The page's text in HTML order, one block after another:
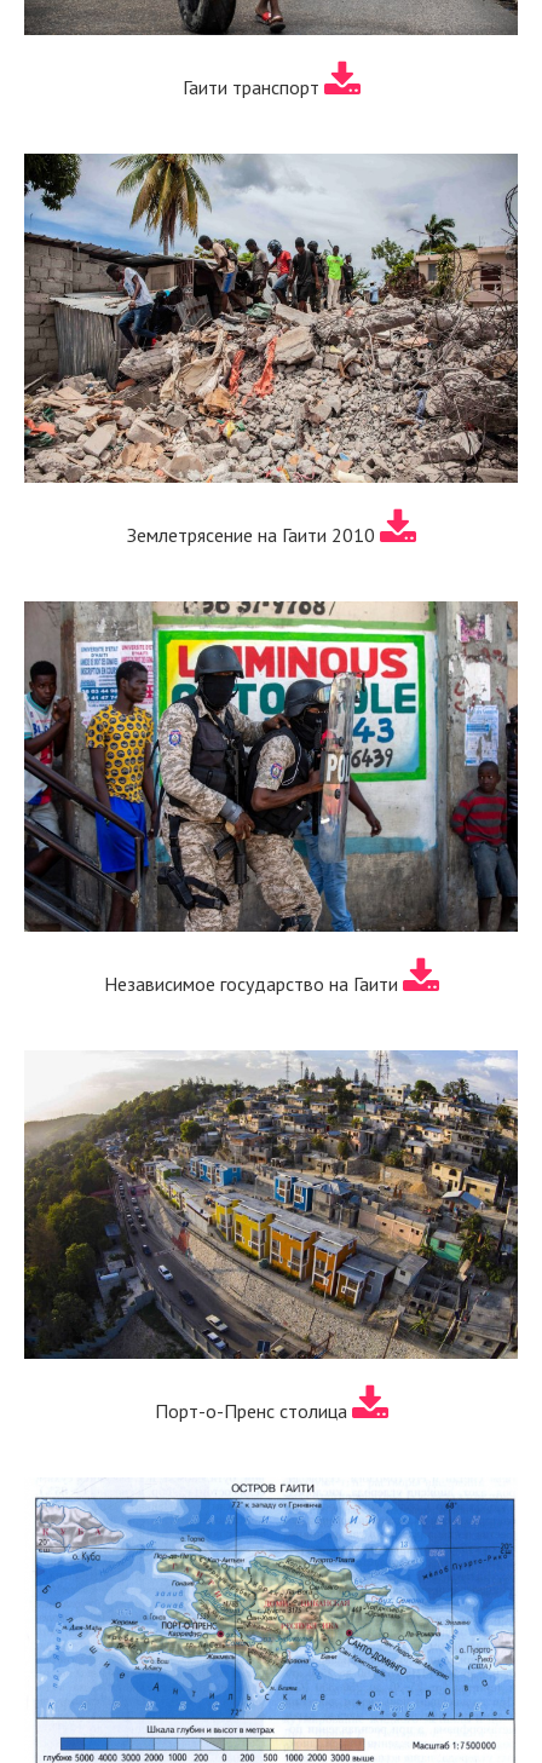
Гаити транспорт
Землетрясение на Гаити 2010
Независимое государство на Гаити
Порт-о-Пренс столица